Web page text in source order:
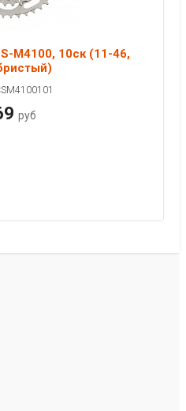
M4100, 10ск (11-46,
руб